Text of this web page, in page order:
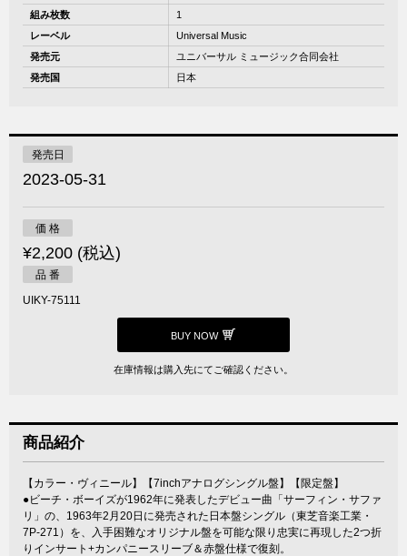
組み枚数
1
レーベル
Universal Music
発売元
ユニバーサル ミュージック合同会社
発売国
日本
発売日
2023-05-31
価 格
¥2,200 (税込)
品 番
UIKY-75111
BUY NOW
在庫情報は購入先にてご確認ください。
商品紹介
【カラー・ヴィニール】【7inchアナログシングル盤】【限定盤】
●ビーチ・ボーイズが1962年に発表したデビュー曲「サーフィン・サファ
リ」の、1963年2月20日に発売された日本盤シングル（東芝音楽工業・
7P-271）を、入手困難なオリジナル盤を可能な限り忠実に再現した2つ折
りインサート+カンパニースリーブ＆赤盤仕様で復刻。